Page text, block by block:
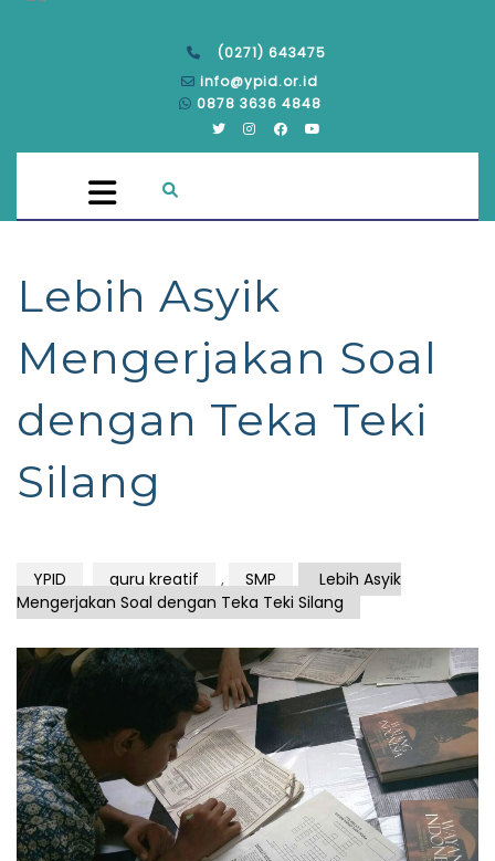
(0271) 643475
info@ypid.or.id
0878 3636 4848
Lebih Asyik
Mengerjakan Soal
dengan Teka Teki
Silang
YPID guru kreatif , SMP
Lebih Asyik
Mengerjakan Soal dengan Teka Teki Silang